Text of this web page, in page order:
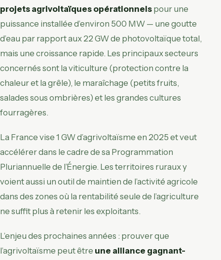
projets agrivoltaïques opérationnels pour une
puissance installée d’environ 500 MW — une goutte
d’eau par rapport aux 22 GW de photovoltaïque total,
mais une croissance rapide. Les principaux secteurs
concernés sont la viticulture (protection contre la
chaleur et la grêle), le maraîchage (petits fruits,
salades sous ombrières) et les grandes cultures
fourragères.
La France vise 1 GW d’agrivoltaïsme en 2025 et veut
accélérer dans le cadre de sa Programmation
Pluriannuelle de l’Énergie. Les territoires ruraux y
voient aussi un outil de maintien de l’activité agricole
dans des zones où la rentabilité seule de l’agriculture
ne suffit plus à retenir les exploitants.
L’enjeu des prochaines années : prouver que
l’agrivoltaïsme peut être une alliance gagnant-